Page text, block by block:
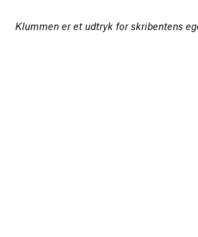
Klummen er et udtryk for skribentens